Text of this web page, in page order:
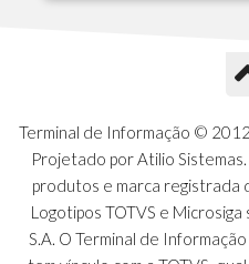
MV_2GNOINC
MV_320SLD
MV_325PMDA
MV_330ATCM
MV_340LOCK
MV_3DUPREF
Terminal de Informação ©
Projetado por Atilio
produtos e marca registrada
Logotipos TOTVS e
S.A. O Terminal de